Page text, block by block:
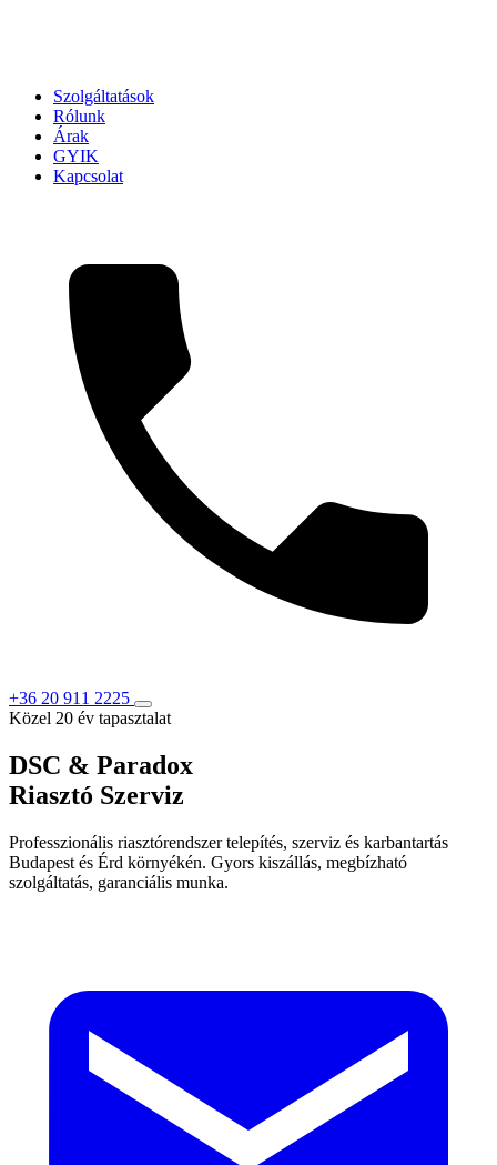
Szolgáltatások
Rólunk
Árak
GYIK
Kapcsolat
+36 20 911 2225
Közel 20 év tapasztalat
DSC & Paradox
Riasztó Szerviz
Professzionális riasztórendszer telepítés, szerviz és karbantartás
Budapest és Érd környékén. Gyors kiszállás, megbízható
szolgáltatás, garanciális munka.